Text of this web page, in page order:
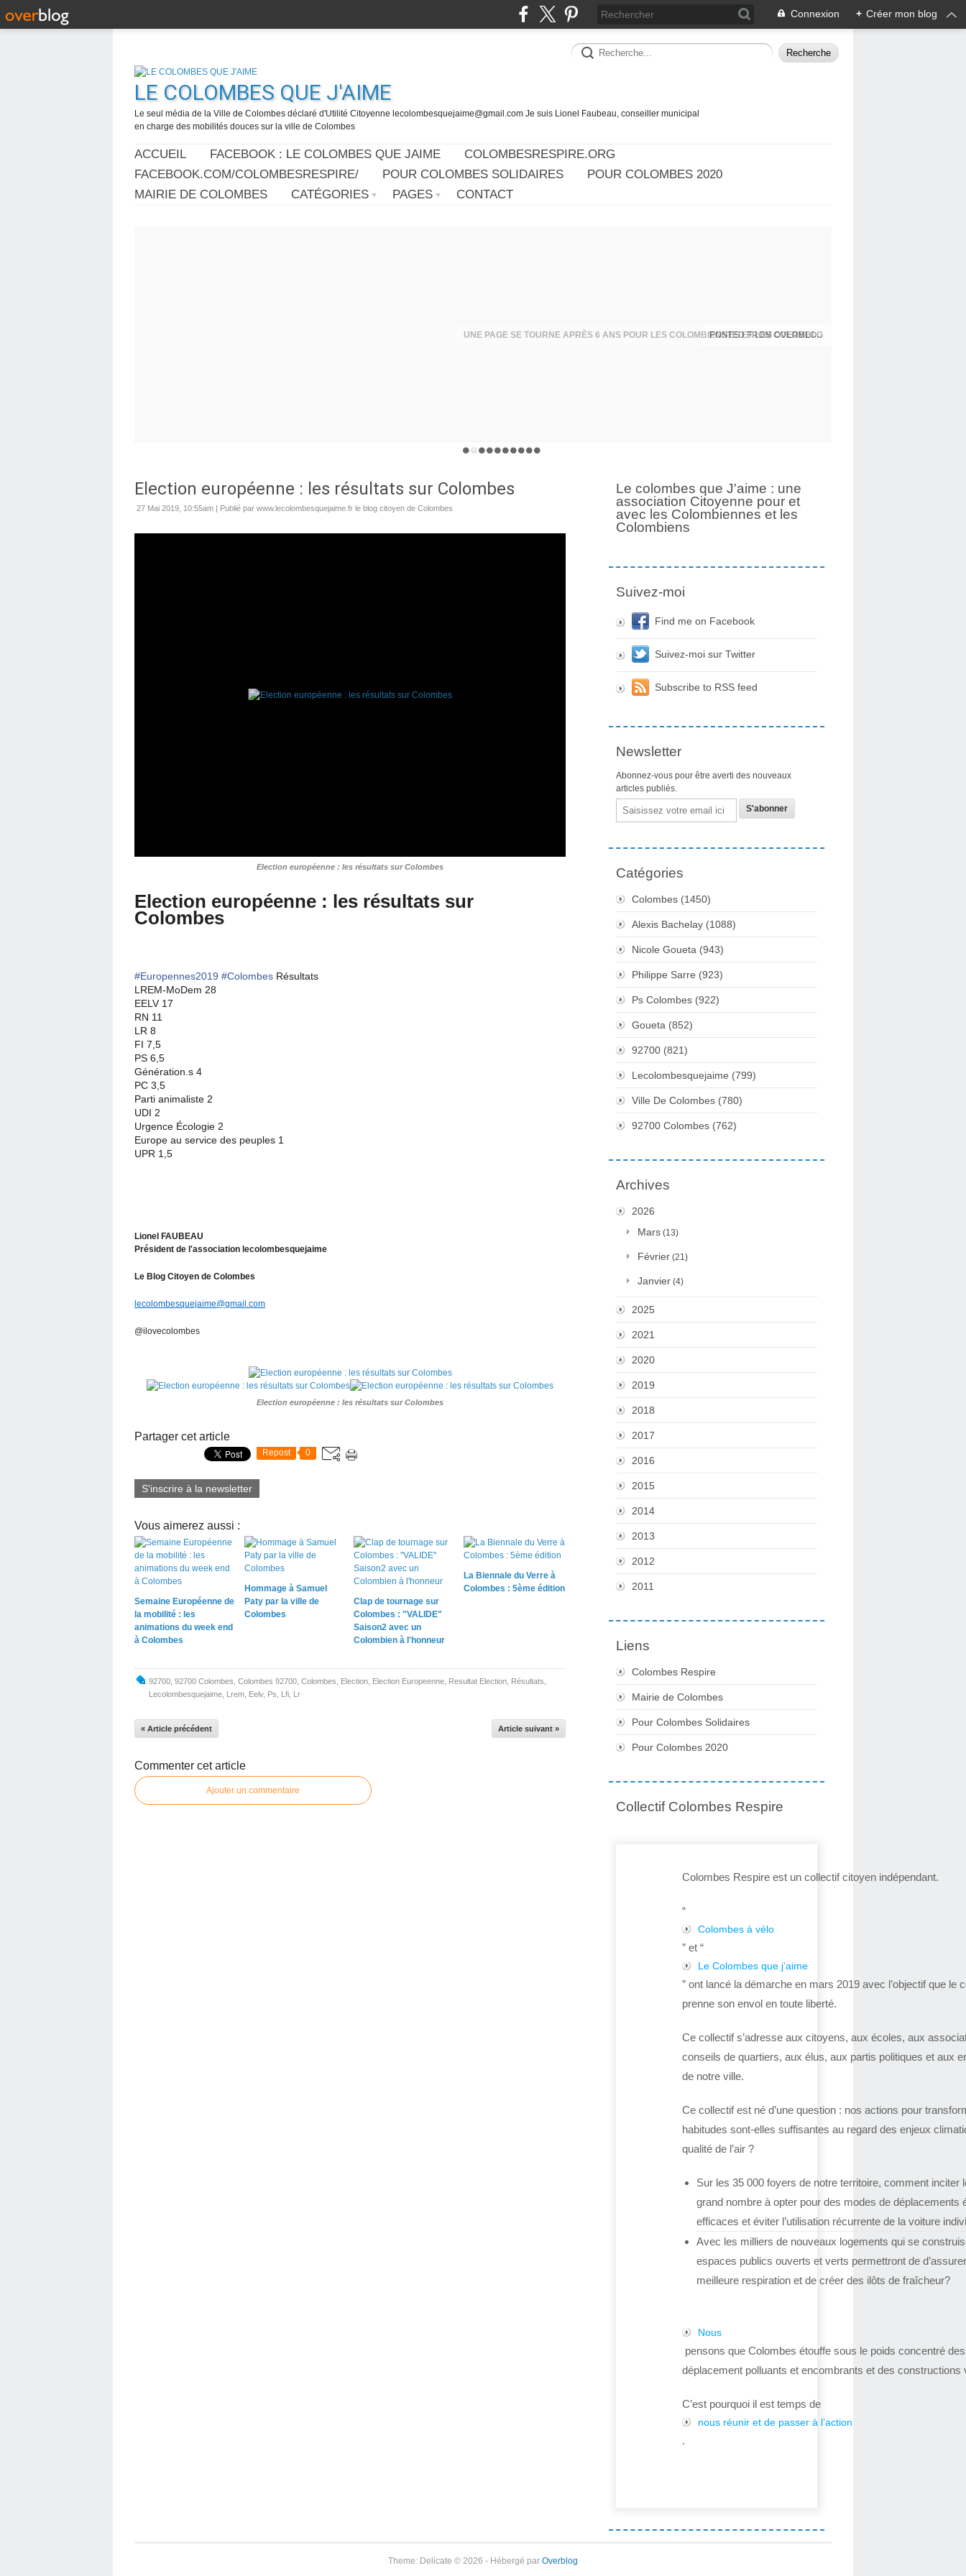
Connexion + Créer mon blog
LE COLOMBES QUE J'AIME
Le seul média de la Ville de Colombes déclaré d'Utilité Citoyenne lecolombesquejaime@gmail.com Je suis Lionel Faubeau, conseiller municipal
en charge des mobilités douces sur la ville de Colombes
ACCUEIL FACEBOOK : LE COLOMBES QUE JAIME
COLOMBESRESPIRE.ORG
FACEBOOK.COM/COLOMBESRESPIRE/
POUR COLOMBES SOLIDAIRES
POUR COLOMBES 2020
MAIRIE DE COLOMBES
CATÉGORIES PAGES CONTACT
UNE PAGE SE TOURNE APRÈS 6 ANS POUR LES COLOMBIENNES ET LES COLOMBIENS
Election européenne : les résultats sur Colombes
27 Mai 2019, 10:55am | Publié par www.lecolombesquejaime.fr le blog citoyen de Colombes
Election européenne : les résultats sur Colombes
Election européenne : les résultats sur
Colombes
#Europennes2019 #Colombes Résultats
LREM-MoDem 28
EELV 17
RN 11
LR 8
FI 7,5
PS 6,5
Génération.s 4
PC 3,5
Parti animaliste 2
UDI 2
Urgence Écologie 2
Europe au service des peuples 1
UPR 1,5
Lionel FAUBEAU
Président de l'association lecolombesquejaime
Le Blog Citoyen de Colombes
lecolombesquejaime@gmail.com
@ilovecolombes
Election européenne : les résultats sur Colombes
Partager cet article
Repost 0
S'inscrire à la newsletter
Vous aimerez aussi :
Semaine Européenne de
la mobilité : les
animations du week end
à Colombes
Hommage à Samuel
Paty par la ville de
Colombes
Clap de tournage sur
Colombes : "VALIDE"
Saison2 avec un
Colombien à l'honneur
La Biennale du Verre à
Colombes : 5ème édition
92700 92700 Colombes Colombes 92700 Colombes Election Election Europeenne Resultat Election Résultats
Lecolombesquejaime Lrem Eelv, Ps Lfi Lr
« Article précédent Article suivant »
Commenter cet article
Ajouter un commentaire
Le colombes que J'aime : une
association Citoyenne pour et
avec les Colombiennes et les
Colombiens
Suivez-moi
Find me on Facebook
Suivez-moi sur Twitter
Subscribe to RSS feed
Newsletter
Abonnez-vous pour être averti des nouveaux
articles publiés.
Email
Catégories
Colombes (1450)
Alexis Bachelay (1088)
Nicole Goueta (943)
Philippe Sarre (923)
Ps Colombes (922)
Goueta (852)
92700 (821)
Lecolombesquejaime (799)
Ville De Colombes (780)
92700 Colombes (762)
Archives
2026
Mars (13)
Février (21)
Janvier (4)
2025
2021
2020
2019
2018
2017
2016
2015
2014
2013
2012
2011
Liens
Colombes Respire
Mairie de Colombes
Pour Colombes Solidaires
Pour Colombes 2020
Collectif Colombes Respire
Colombes Respire est un collectif citoyen indépendant.
“
Colombes à vélo
” et “
Le Colombes que j’aime
” ont lancé la démarche en mars 2019 avec l’objectif que le
prenne son envol en toute liberté.
Ce collectif s’adresse aux citoyens, aux écoles, aux
conseils de quartiers, aux élus, aux partis politiques et aux
de notre ville.
Ce collectif est né d’une question : nos actions pour
habitudes sont-elles suffisantes au regard des enjeux
qualité de l’air ?
Sur les 35 000 foyers de notre territoire, comment inciter
grand nombre à opter pour des modes de déplacements
efficaces et éviter l’utilisation récurrente de la voiture
Avec les milliers de nouveaux logements qui se
espaces publics ouverts et verts permettront de
meilleure respiration et de créer des ilôts de fraîcheur?
Nous
pensons que Colombes étouffe sous le poids concentré
déplacement polluants et encombrants et des constructions
C’est pourquoi il est temps de
nous réunir et de passer à l’action
.
Theme: Delicate © 2026 - Hébergé par Overblog